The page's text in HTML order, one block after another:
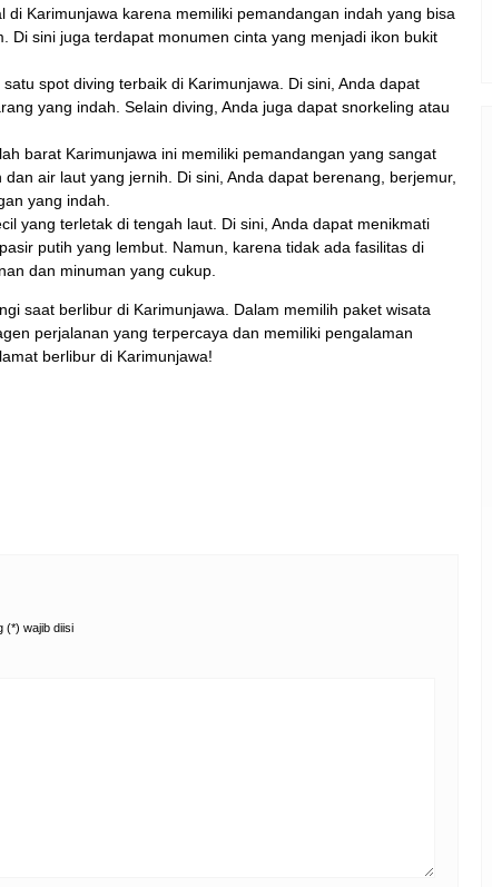
Karimunjawa karena memiliki pemandangan indah yang bisa
Di sini juga terdapat monumen cinta yang menjadi ikon bukit
spot diving terbaik di Karimunjawa. Di sini, Anda dapat
yang indah. Selain diving, Anda juga dapat snorkeling atau
barat Karimunjawa ini memiliki pemandangan yang sangat
air laut yang jernih. Di sini, Anda dapat berenang, berjemur,
yang indah.
yang terletak di tengah laut. Di sini, Anda dapat menikmati
putih yang lembut. Namun, karena tidak ada fasilitas di
dan minuman yang cukup.
saat berlibur di Karimunjawa. Dalam memilih paket wisata
perjalanan yang terpercaya dan memiliki pengalaman
berlibur di Karimunjawa!
(*) wajib diisi